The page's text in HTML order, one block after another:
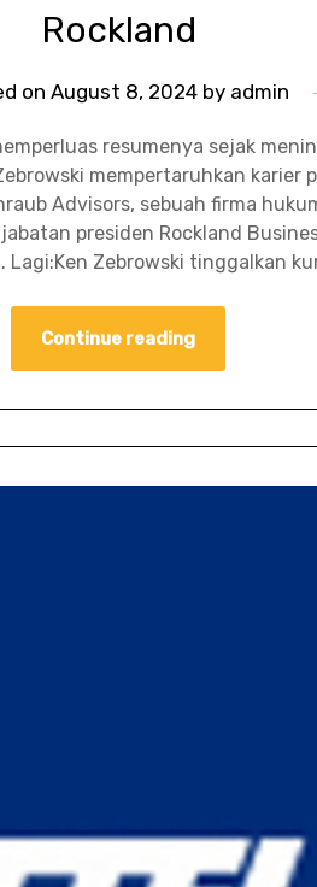
Rockland
on August 8, 2024by admin
resumenya sejak
mempertaruhkan karier
Advisors, sebuah firma
presiden Rockland
Zebrowski tinggalkan
Continue reading